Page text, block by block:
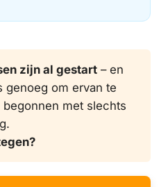
zijn al gestart– en
genoeg om ervan te
met slechts